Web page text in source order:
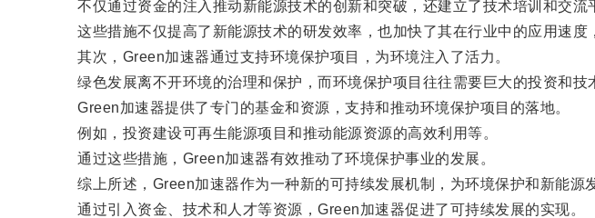
不仅通过资金的注入推动新能源技术的创新和突破，还建立了技术培训和交流
这些措施不仅提高了新能源技术的研发效率，也加快了其在行业中的应用速度
其次，Green加速器通过支持环境保护项目，为环境注入了活力。
绿色发展离不开环境的治理和保护，而环境保护项目往往需要巨大的投资和技
Green加速器提供了专门的基金和资源，支持和推动环境保护项目的落地。
例如，投资建设可再生能源项目和推动能源资源的高效利用等。
通过这些措施，Green加速器有效推动了环境保护事业的发展。
综上所述，Green加速器作为一种新的可持续发展机制，为环境保护和新能源
通过引入资金、技术和人才等资源，Green加速器促进了可持续发展的实现。